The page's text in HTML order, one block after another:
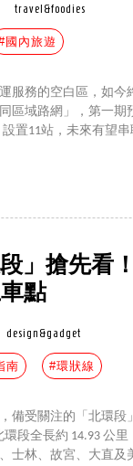
travel&foodies
國內旅遊
服務的空白區，如今
區域路網」，第一
置11站，未來有望
」搶先看
點
design&gadget
南 #環狀線
備受關注的「北環段
環段全長約 14.93 公
士林、故宮、大直及